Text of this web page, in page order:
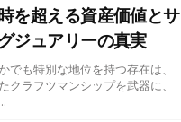
を超える資産価値とサ
ジュアリーの真実
でも特別な地位を持つ存在は、
クラフツマンシップを武器に、